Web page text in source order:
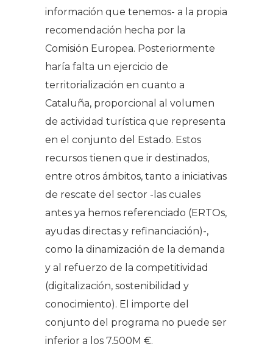
información que tenemos- a la propia
recomendación hecha por la
Comisión Europea. Posteriormente
haría falta un ejercicio de
territorialización en cuanto a
Cataluña, proporcional al volumen
de actividad turística que representa
en el conjunto del Estado. Estos
recursos tienen que ir destinados,
entre otros ámbitos, tanto a iniciativas
de rescate del sector -las cuales
antes ya hemos referenciado (ERTOs,
ayudas directas y refinanciación)-,
como la dinamización de la demanda
y al refuerzo de la competitividad
(digitalización, sostenibilidad y
conocimiento). El importe del
conjunto del programa no puede ser
inferior a los 7.500M €.